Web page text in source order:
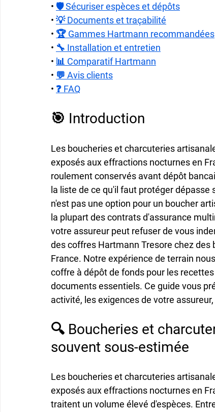
• 🛡️ Sécuriser espèces et dépôts
• 💡 Documents et traçabilité
• 🏆 Gammes Hartmann recommandées
• 🔧 Installation et entretien
• 📊 Comparatif Hartmann
• 💬 Avis clients
• ❓ FAQ
🎯 Introduction
Les boucheries et charcuteries
exposés aux effractions nocturnes en
roulement conservés avant dépôt
la liste de ce qu'il faut protéger dépasse
n'est pas une option pour un boucher
la plupart des contrats d'assurance
votre assureur peut refuser de vous
des coffres Hartmann Tresore chez
France. Notre expérience de terrain
coffre à dépôt de fonds pour les
documents essentiels. Ce guide vous
activité, les exigences de votre
🔍 Boucheries et
souvent sous-estimée
Les boucheries et charcuteries
exposés aux effractions nocturnes en
traitent un volume élevé d'espèces.